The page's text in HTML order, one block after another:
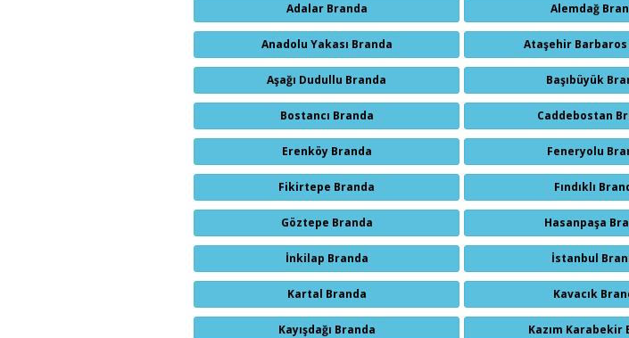
Adalar Branda Alemdağ
Anadolu Yakası Branda Ataşehir Barbaros
Aşağı Dudullu Branda Başıbüyük
Bostancı Branda Caddebostan
Erenköy Branda Feneryolu
Fikirtepe Branda Fındıklı
Göztepe Branda Hasanpaşa
İnkilap Branda İstanbul
Kartal Branda Kavacık
Kayışdağı Branda Kazım Karabekir